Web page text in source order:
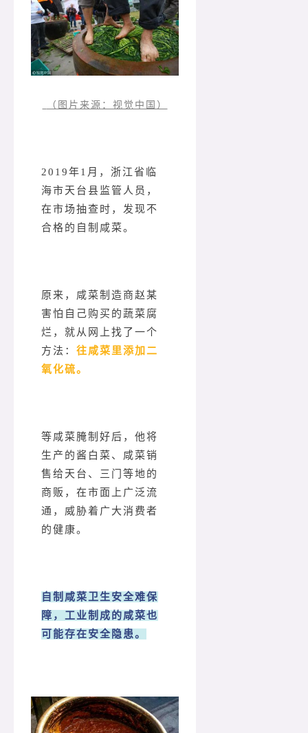
（图片来源：视觉中国）
2019年1月，浙江省临
海市天台县监管人员，
在市场抽查时，发现不
合格的自制咸菜。
原来，咸菜制造商赵某
害怕自己购买的蔬菜腐
烂，就从网上找了一个
方法： 往咸菜里添加二
氧化硫。
等咸菜腌制好后，他将
生产的酱白菜、咸菜销
售给天台、三门等地的
商贩，在市面上广泛流
通，威胁着广大消费者
的健康。
自制咸菜卫生安全难保
障，工业制成的咸菜也
可能存在安全隐患。